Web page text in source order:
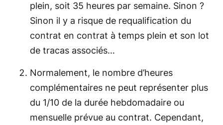
plein, soit 35 heures par semaine. Sinon ?
Sinon il y a risque de requalification du
contrat en contrat à temps plein et son lot
de tracas associés…
Normalement, le nombre d’heures
complémentaires ne peut représenter plus
du 1/10 de la durée hebdomadaire ou
mensuelle prévue au contrat. Cependant,